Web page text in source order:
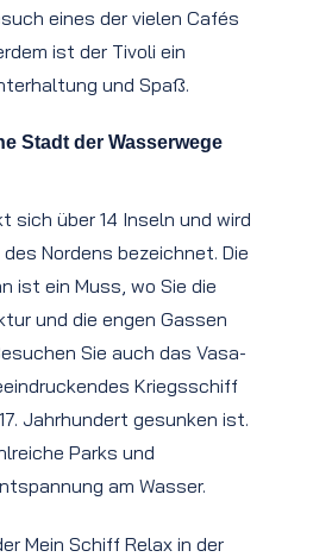
eines der vielen Cafés
ist der Tivoli ein
und Spaß.
Stadt der Wasserwege
sich über 14 Inseln und wird
Nordens bezeichnet. Die
ist ein Muss, wo Sie die
und die engen Gassen
Sie auch das Vasa-
Kriegsschiff
Jahrhundert gesunken ist.
Parks und
am Wasser.
Mein Schiff Relax in der